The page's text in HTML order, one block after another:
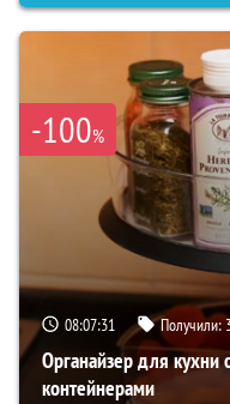
-100%
08:07:30 Получили:
Органайзер для кухни
контейнерами